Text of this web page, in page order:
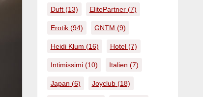
Duft(13) ElitePartner(7)
Erotik(94) GNTM (9)
Heidi Klum (16) Hotel(7)
Intimissimi(10) Italien (7)
Japan (6) Joyclub(18)